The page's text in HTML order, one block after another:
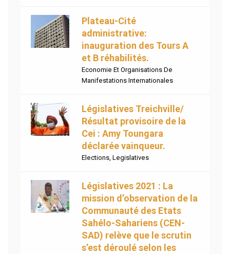
Plateau-Cité
administrative:
inauguration des Tours A
et B réhabilités.
Economie Et Organisations De
Manifestations Internationales
Législatives Treichville/
Résultat provisoire de la
Cei : Amy Toungara
déclarée vainqueur.
Elections, Legislatives
Législatives 2021 : La
mission d’observation de la
Communauté des Etats
Sahélo-Sahariens (CEN-
SAD) relève que le scrutin
s’est déroulé selon les